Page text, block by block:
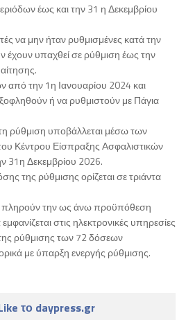
έως και την 31 η Δεκεμβρίου
να μην ήταν ρυθμισμένες κατά την
έχουν υπαχθεί σε ρύθμιση έως την
από την 1η Ιανουαρίου 2024 και
ή να ρυθμιστούν με Πάγια
ρύθμιση υποβάλλεται μέσω των
Κέντρου Είσπραξης Ασφαλιστικών
31η Δεκεμβρίου 2026.
της ρύθμισης ορίζεται σε τριάντα
πληρούν την ως άνω προϋπόθεση
στις ηλεκτρονικές υπηρεσίες
ρύθμισης των 72 δόσεων
με ύπαρξη ενεργής ρύθμισης.
το daypress.gr